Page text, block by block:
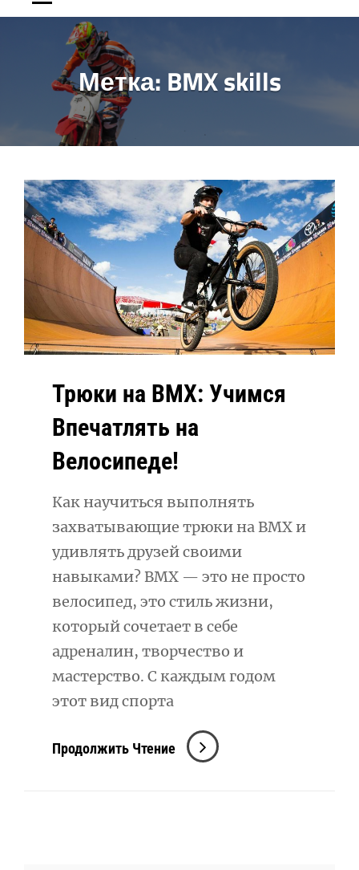
Метка: BMX skills
Трюки на BMX: Учимся
Впечатлять на
Велосипеде!
Как научиться выполнять
захватывающие трюки на BMX и
удивлять друзей своими
навыками? BMX — это не просто
велосипед, это стиль жизни,
который сочетает в себе
адреналин, творчество и
мастерство. С каждым годом
этот вид спорта
Продолжить Чтение Трюки